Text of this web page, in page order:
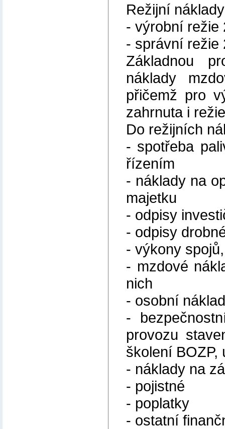
Režijní
- výrobní režie
- správní režie
Základnou
náklady
přičemž pro
zahrnuta i
Do režijních
- spotřeba
řízením
- náklady na
majetku
- odpisy
- odpisy
- výkony
- mzdové
nich
- osobní
-
provozu
školení BOZP,
- náklady na
- pojistné
- poplatky
- ostatní